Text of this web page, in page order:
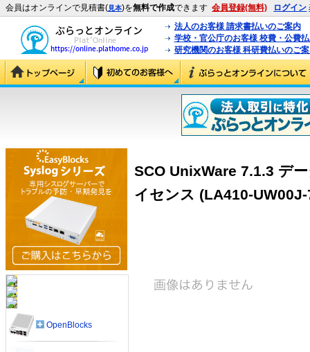
会員はオンラインで見積書(見本)を無料で作成できます 会員登録(無料) ログイン
法人のお客様 請求書払いのご案内
学校・官公庁のお客様 校費・公費
研究機関のお客様 科研費払いのご
SCO UnixWare 7.1.3 デ
イセンス (LA410-
OpenBlocks